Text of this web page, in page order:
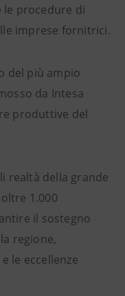
le procedure di
imprese fornitrici.
del più ampio
da Intesa
produttive del
realtà della grande
1.000
il sostegno
regione,
le eccellenze